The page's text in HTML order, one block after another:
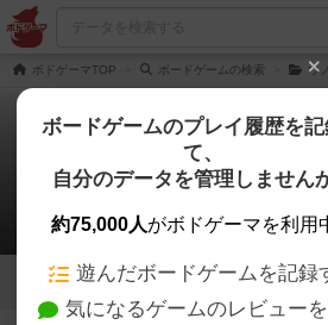
ボドゲーマTOP ボードゲームの検索 ウ
ウノ：H2O
0件の動画
2 2
ボードゲームのプレイ履歴を記
て、
自分のデータを管理しません
約75,000人がボドゲーマを利用
遊んだボードゲームを記録
気になるゲームのレビュー